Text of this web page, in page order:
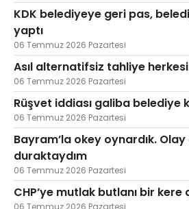
KDK belediyeye geri pas,
yaptı
06 Temmuz 2026 Pazartesi
Asıl alternatifsiz tahliye
06 Temmuz 2026 Pazartesi
Rüşvet iddiası galiba belediye
06 Temmuz 2026 Pazartesi
Bayram’la okey oynardık. Olay
duraktaydım
06 Temmuz 2026 Pazartesi
CHP’ye mutlak butlanı bir kere
06 Temmuz 2026 Pazartesi